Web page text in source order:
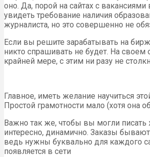
оно. Да, порой на сайтах с
увидеть требование наличия
журналиста, но это совершенно не
Если вы решите зарабатывать на
никто спрашивать не будет. На своем
крайней мере, с этим ни разу не
Главное, иметь желание научиться
Простой грамотности мало (хотя она
Важно так же, чтобы вы могли
интересно, динамично. Заказы
ведь нужны буквально для каждого
появляется в сети